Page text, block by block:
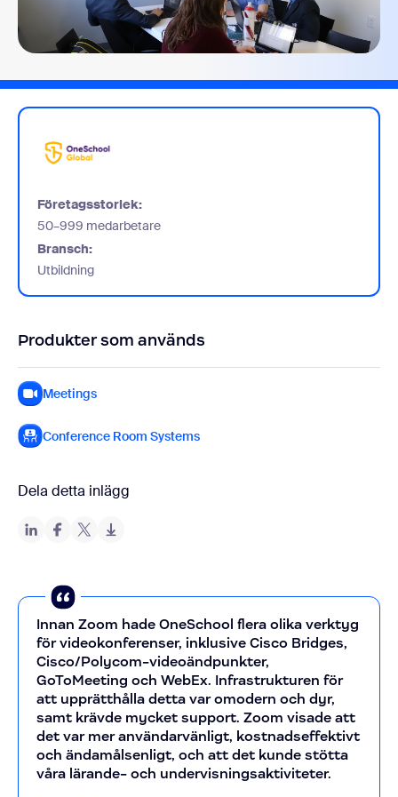
Företagsstorlek:
50–999 medarbetare
Bransch:
Utbildning
Produkter som används
Meetings
Conference Room Systems
Dela detta inlägg
Innan Zoom hade OneSchool flera olika verktyg
för videokonferenser, inklusive Cisco Bridges,
Cisco/Polycom-videoändpunkter,
GoToMeeting och WebEx. Infrastrukturen för
att upprätthålla detta var omodern och dyr,
samt krävde mycket support. Zoom visade att
det var mer användarvänligt, kostnadseffektivt
och ändamålsenligt, och att det kunde stötta
våra lärande- och undervisningsaktiviteter.